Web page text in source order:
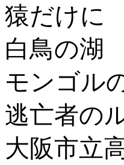
猿だけに
白鳥の湖
モンゴル
逃亡者の
大阪市立